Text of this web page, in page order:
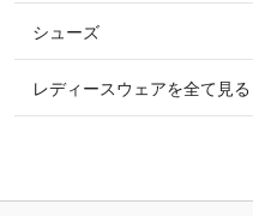
ピアス・イヤリング
シューズ
レディースウェアを全て見る